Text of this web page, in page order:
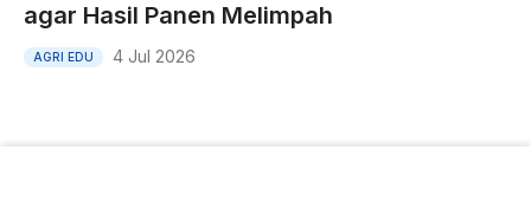
agar Hasil Panen Melimpah
AGRI EDU 4 Jul 2026